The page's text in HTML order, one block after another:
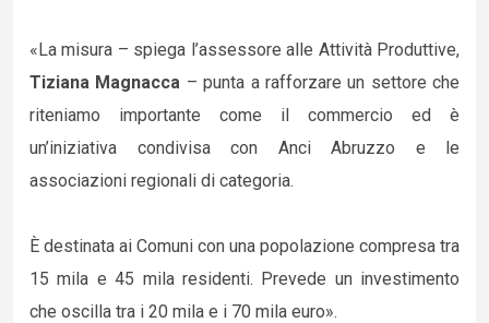
«La misura – spiega l’assessore alle Attività Produttive,
Tiziana Magnacca – punta a rafforzare un settore che
riteniamo importante come il commercio ed è
un’iniziativa condivisa con Anci Abruzzo e le
associazioni regionali di categoria.
È destinata ai Comuni con una popolazione compresa tra
15 mila e 45 mila residenti. Prevede un investimento
che oscilla tra i 20 mila e i 70 mila euro».